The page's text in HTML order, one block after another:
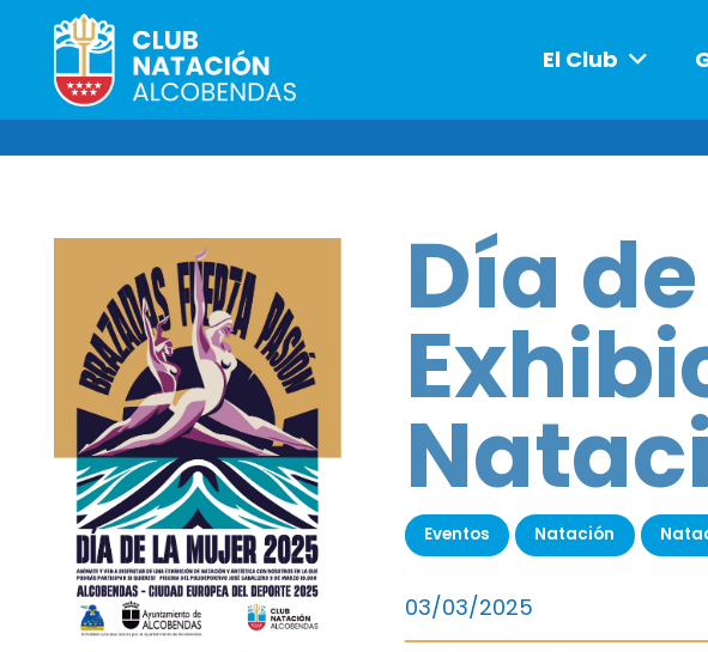
El Club
Día
Eventos Natación
03/03/2025